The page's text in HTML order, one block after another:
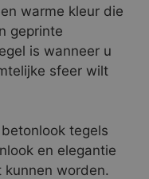
warme kleur die
geprinte
is wanneer u
sfeer wilt
tegels
en elegantie
worden.